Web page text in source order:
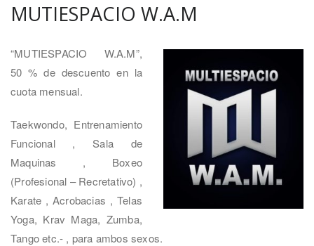
MUTIESPACIO W.A.M
“MUTIESPACIO W.A.M”,
50 % de descuento en la
cuota mensual.
Taekwondo, Entrenamiento
Funcional , Sala de
Maquinas , Boxeo
(Profesional – Recretativo) ,
Karate , Acrobacias , Telas
Yoga, Krav Maga, Zumba,
Tango etc.- , para ambos sexos.